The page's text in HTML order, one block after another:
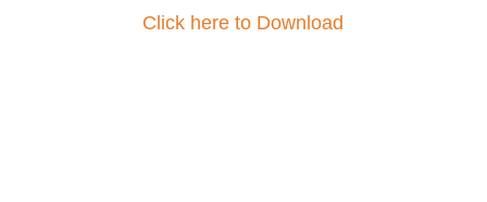
Click here to Download